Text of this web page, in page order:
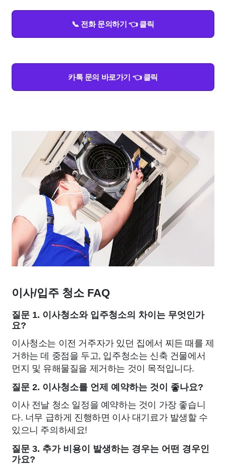
📞 전화 문의하기 👈 클릭
카톡 문의 바로가기 👈 클릭
이사/입주 청소 FAQ
질문 1. 이사청소와 입주청소의 차이는 무엇인가
요?
이사청소는 이전 거주자가 있던 집에서 찌든 때를 제
거하는 데 중점을 두고, 입주청소는 신축 건물에서
먼지 및 유해물질을 제거하는 것이 목적입니다.
질문 2. 이사청소를 언제 예약하는 것이 좋나요?
이사 전날 청소 일정을 예약하는 것이 가장 좋습니
다. 너무 급하게 진행하면 이사 대기료가 발생할 수
있으니 주의하세요!
질문 3. 추가 비용이 발생하는 경우는 어떤 경우인
가요?